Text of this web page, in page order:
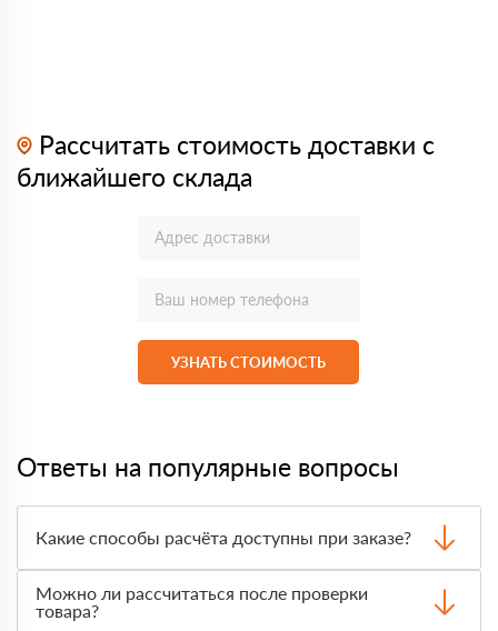
Рассчитать стоимость доставки с
ближайшего склада
УЗНАТЬ СТОИМОСТЬ
Ответы на популярные вопросы
Какие способы расчёта доступны при заказе?
счёту. Точный формат оплаты менеджер согласует с
вами до отгрузки.
Можно ли рассчитаться после проверки
товара?